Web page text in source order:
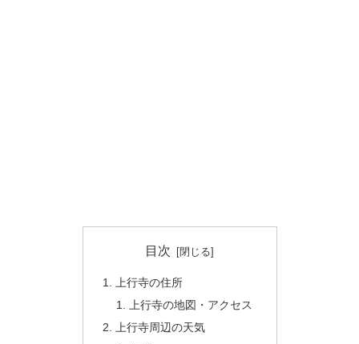
目次
上行寺の住所
上行寺の地図・アクセス
上行寺周辺の天気